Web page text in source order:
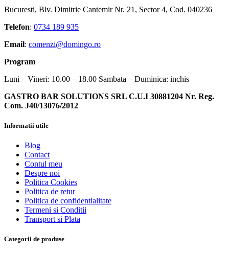
Bucuresti, Blv. Dimitrie Cantemir Nr. 21, Sector 4, Cod. 040236
Telefon: 0734 189 935
Email: comenzi@domingo.ro
Program
Luni – Vineri: 10.00 – 18.00 Sambata – Duminica: inchis
GASTRO BAR SOLUTIONS SRL C.U.I 30881204 Nr. Reg.
Com. J40/13076/2012
Informatii utile
Blog
Contact
Contul meu
Despre noi
Politica Cookies
Politica de retur
Politica de confidentialitate
Termeni si Conditii
Transport si Plata
Categorii de produse